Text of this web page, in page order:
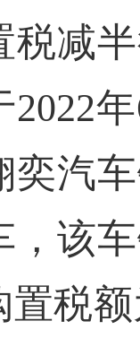
税减
2022
奕汽
，该
税